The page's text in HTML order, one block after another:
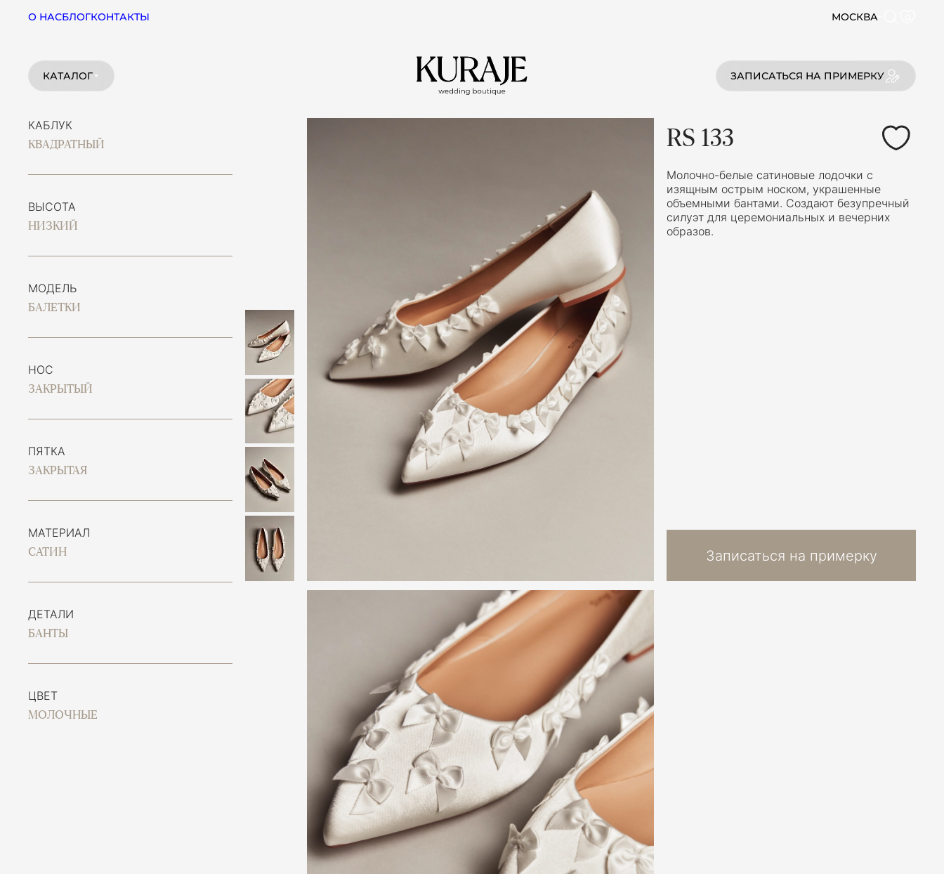
О НАСБЛОГКОНТАКТЫ МОСКВА
КАТАЛОГ ЗАПИСАТЬСЯ НА ПРИМЕРКУ
КАБЛУК
КВАДРАТНЫЙ
ВЫСОТА
НИЗКИЙ
МОДЕЛЬ
БАЛЕТКИ
НОС
ЗАКРЫТЫЙ
ПЯТКА
ЗАКРЫТАЯ
МАТЕРИАЛ
САТИН
ДЕТАЛИ
БАНТЫ
ЦВЕТ
МОЛОЧНЫЕ
RS 133
Молочно-белые сатиновые лодочки с
изящным острым носком, украшенные
объемными бантами. Создают безупречный
силуэт для церемониальных и вечерних
образов.
Записаться на примерку